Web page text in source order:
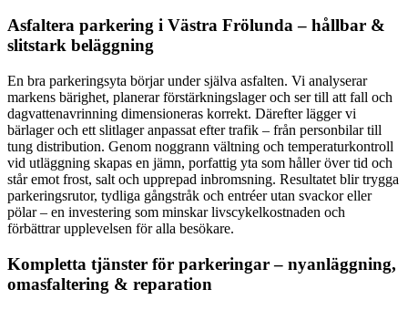
Asfaltera parkering i Västra Frölunda – hållbar &
slitstark beläggning
En bra parkeringsyta börjar under själva asfalten. Vi analyserar
markens bärighet, planerar förstärkningslager och ser till att fall och
dagvattenavrinning dimensioneras korrekt. Därefter lägger vi
bärlager och ett slitlager anpassat efter trafik – från personbilar till
tung distribution. Genom noggrann vältning och temperaturkontroll
vid utläggning skapas en jämn, porfattig yta som håller över tid och
står emot frost, salt och upprepad inbromsning. Resultatet blir trygga
parkeringsrutor, tydliga gångstråk och entréer utan svackor eller
pölar – en investering som minskar livscykelkostnaden och
förbättrar upplevelsen för alla besökare.
Kompletta tjänster för parkeringar – nyanläggning,
omasfaltering & reparation